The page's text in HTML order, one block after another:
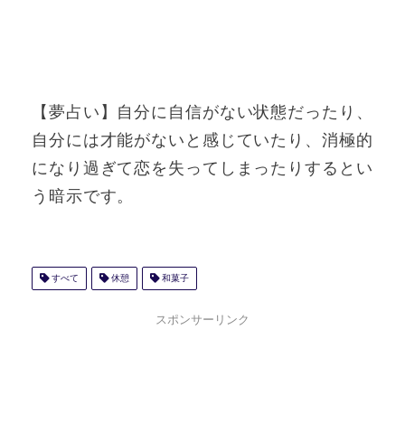
【夢占い】自分に自信がない状態だったり、
自分には才能がないと感じていたり、消極的
になり過ぎて恋を失ってしまったりするとい
う暗示です。
すべて 休憩 和菓子
スポンサーリンク